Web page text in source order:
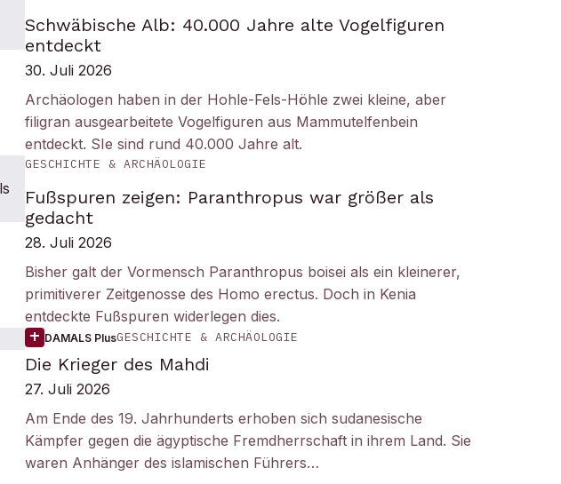
Schwäbische Alb: 40.000 Jahre alte Vogelfiguren
entdeckt
30. Juli 2026
Archäologen haben in der Hohle-Fels-Höhle zwei kleine, aber
filigran ausgearbeitete Vogelfiguren aus Mammutelfenbein
entdeckt. SIe sind rund 40.000 Jahre alt.
GESCHICHTE & ARCHÄOLOGIE
Fußspuren zeigen: Paranthropus war größer als
gedacht
28. Juli 2026
Bisher galt der Vormensch Paranthropus boisei als ein kleinerer,
primitiverer Zeitgenosse des Homo erectus. Doch in Kenia
entdeckte Fußspuren widerlegen dies.
DAMALS PlusGESCHICHTE & ARCHÄOLOGIE
Die Krieger des Mahdi
27. Juli 2026
Am Ende des 19. Jahrhunderts erhoben sich sudanesische
Kämpfer gegen die ägyptische Fremdherrschaft in ihrem Land. Sie
waren Anhänger des islamischen Führers…